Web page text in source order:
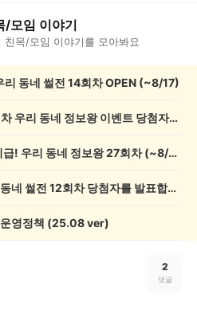
/모임 이야기
친목/모임 이야기를 모아봐요
동네 썰전 14회차 OPEN (~8/17)
💰[당첨자 발표] 26회차 우리 동네 정보왕 이벤트 당첨자를 발표합니다!
💸 전원 2,000캐시 지급! 우리 동네 정보왕 27회차 (~8/10)
💰[당첨자 발표] 우리 동네 썰전 12회차 당첨자를 발표합니다!
영정책 (25.08 ver)
2
댓글